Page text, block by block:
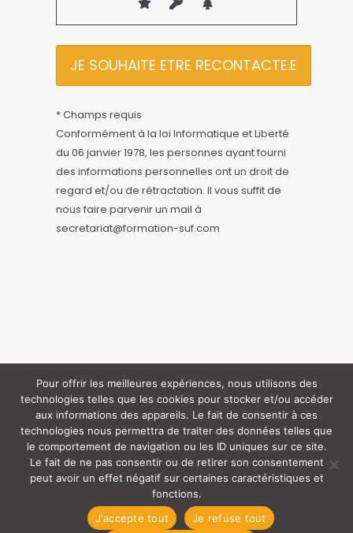
* Champs requis
Conformément à la loi Informatique et Liberté
du 06 janvier 1978, les personnes ayant fourni
des informations personnelles ont un droit de
regard et/ou de rétractation. Il vous suffit de
nous faire parvenir un mail à
secretariat@formation-suf.com
Tous droits réservés (c) SUF (y) 2024 |
Rgpd Mentions Légales
S’Inscrire
Certificat Qualiopi
[ Newsletter ]
Pour offrir les meilleures expériences, nous utilisons des
technologies telles que les cookies pour stocker et/ou accéder
aux informations des appareils. Le fait de consentir à ces
technologies nous permettra de traiter des données telles que
le comportement de navigation ou les ID uniques sur ce site.
Le fait de ne pas consentir ou de retirer son consentement
peut avoir un effet négatif sur certaines caractéristiques et
fonctions.
J'accepte tout
Je refuse tout